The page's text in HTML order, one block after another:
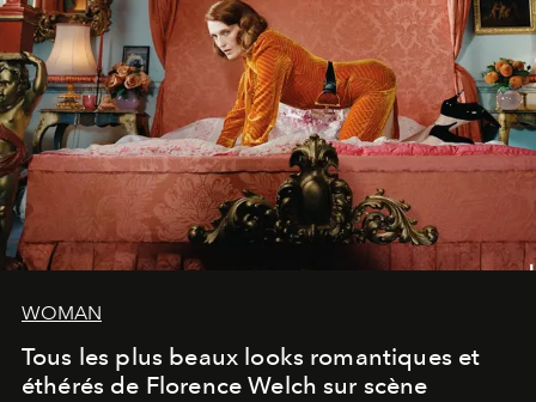
WOMAN
Tous les plus beaux looks romantiques et
éthérés de Florence Welch sur scène